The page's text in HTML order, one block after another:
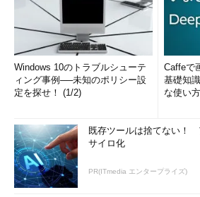
Windows 10のトラブルシューテ
ィング事例──未知のポリシー設
定を探せ！ (1/2)
Caffeで
基礎知
な使い
既存ツールは捨てない！
サイロ化
PR(ITmedia エンタープライズ)